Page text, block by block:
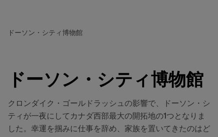
ドーソン・シティ博物館
ドーソン・シティ博物館
クロンダイク・ゴールドラッシュの影響で、ドーソン・シ
ティが一夜にしてカナダ西部最大の開拓地の1つとなりま
した。幸運を掴みに仕事を辞め、家族を置いてきたのはど